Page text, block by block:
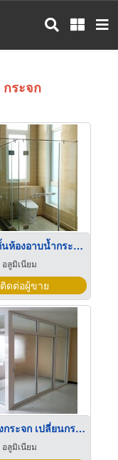
กระจก
รับเหมากั้นห้องอาบน้ำกระจกเทมเปอร์
อลูมิเนียม
ติดต่อผู้ขาย
รับกั้นห้องกระจก เปลี่ยนกระจกแตก กรุงเทพ
อลูมิเนียม